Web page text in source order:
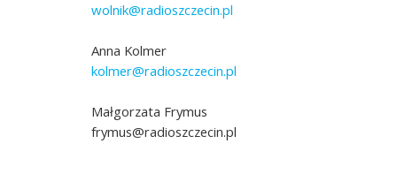
wolnik@radioszczecin.pl
Anna Kolmer
kolmer@radioszczecin.pl
Małgorzata Frymus
frymus@radioszczecin.pl